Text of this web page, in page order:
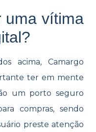
uma vítima
acima, Camargo
ter em mente
um porto seguro
compras, sendo
preste atenção